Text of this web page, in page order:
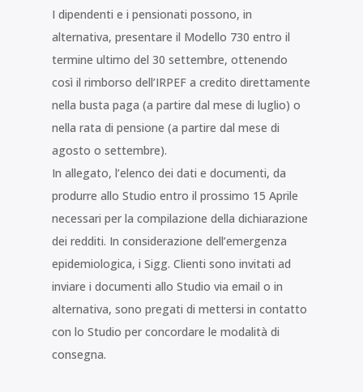
I dipendenti e i pensionati possono, in
alternativa, presentare il Modello 730 entro il
termine ultimo del 30 settembre, ottenendo
così il rimborso dell’IRPEF a credito direttamente
nella busta paga (a partire dal mese di luglio) o
nella rata di pensione (a partire dal mese di
agosto o settembre).
In allegato, l’elenco dei dati e documenti, da
produrre allo Studio entro il prossimo 15 Aprile
necessari per la compilazione della dichiarazione
dei redditi. In considerazione dell’emergenza
epidemiologica, i Sigg. Clienti sono invitati ad
inviare i documenti allo Studio via email o in
alternativa, sono pregati di mettersi in contatto
con lo Studio per concordare le modalità di
consegna.